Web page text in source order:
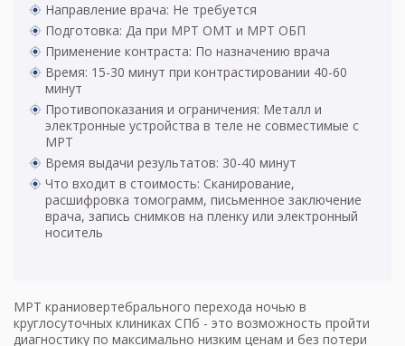
Направление врача: Не требуется
Подготовка: Да при МРТ ОМТ и МРТ ОБП
Применение контраста: По назначению врача
Время: 15-30 минут при контрастировании 40-60
минут
Противопоказания и ограничения: Металл и
электронные устройства в теле не совместимые с
МРТ
Время выдачи результатов: 30-40 минут
Что входит в стоимость: Сканирование,
расшифровка томограмм, письменное заключение
врача, запись снимков на пленку или электронный
носитель
МРТ краниовертебрального перехода ночью в
круглосуточных клиниках СПб - это возможность пройти
диагностику по максимально низким ценам и без потери